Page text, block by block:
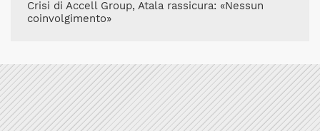
Crisi di Accell Group, Atala rassicura: «Nessun
coinvolgimento»